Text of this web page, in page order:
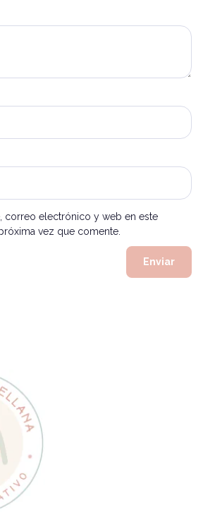
correo electrónico y web en este
vez que comente.